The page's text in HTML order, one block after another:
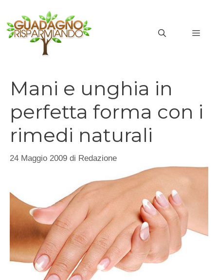
contenuto
Mani e unghia in
perfetta forma con i
rimedi naturali
24 Maggio 2009 di Redazione